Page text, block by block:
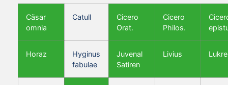
Cäsar
omnia
Catull
Cicero
Orat.
Cicero
Philos.
Horaz
Hyginus
fabulae
Juvenal
Satiren
Livius